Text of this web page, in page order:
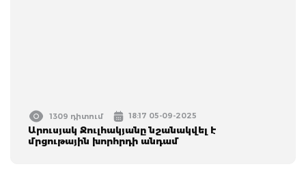
1309 դիտում 18:17 05-09-2025
Արուսյակ Ջուլհակյանը նշանակվել է
մրցութային խորհրդի անդամ